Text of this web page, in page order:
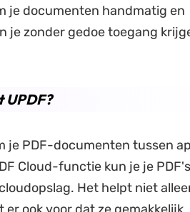
je documenten handmatig en
je zonder gedoe toegang
UPDF?
je PDF-documenten tussen
Cloud-functie kun je je PDF's
Het helpt niet